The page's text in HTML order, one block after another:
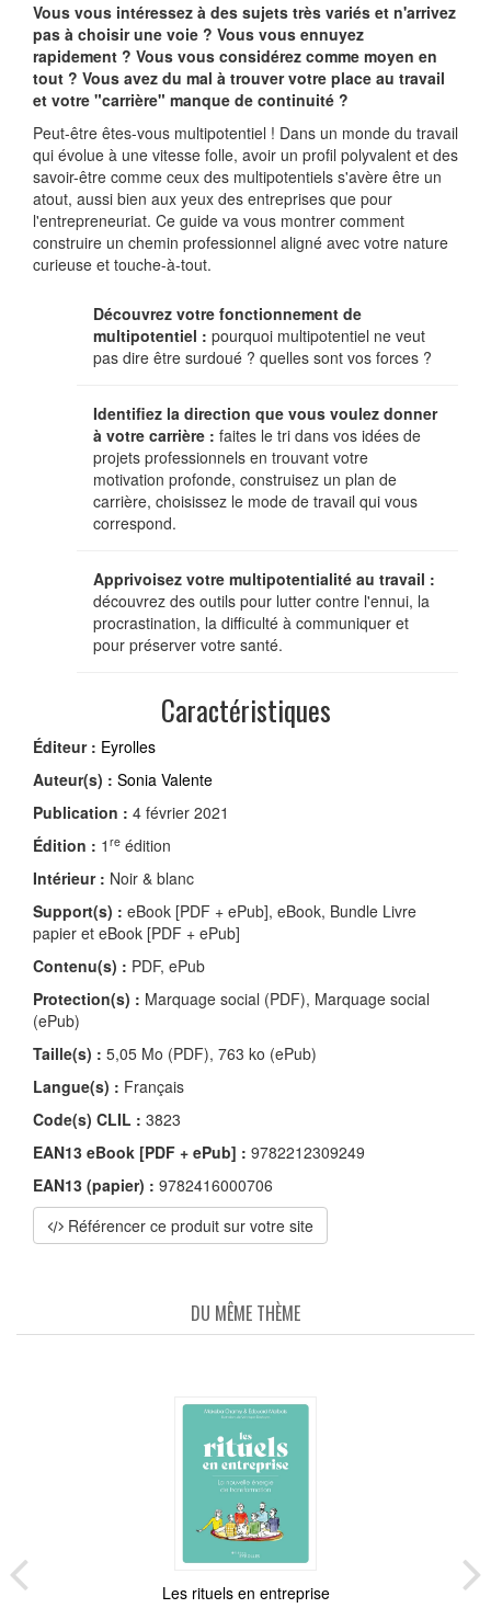
Vous vous intéressez à des sujets très variés et n'arrivez
pas à choisir une voie ? Vous vous ennuyez
rapidement ? Vous vous considérez comme moyen en
tout ? Vous avez du mal à trouver votre place au travail
et votre "carrière" manque de continuité ?
Peut-être êtes-vous multipotentiel ! Dans un monde du travail
qui évolue à une vitesse folle, avoir un profil polyvalent et des
savoir-être comme ceux des multipotentiels s'avère être un
atout, aussi bien aux yeux des entreprises que pour
l'entrepreneuriat. Ce guide va vous montrer comment
construire un chemin professionnel aligné avec votre nature
curieuse et touche-à-tout.
Découvrez votre fonctionnement de
multipotentiel : pourquoi multipotentiel ne veut
pas dire être surdoué ? quelles sont vos forces ?
Identifiez la direction que vous voulez donner
à votre carrière : faites le tri dans vos idées de
projets professionnels en trouvant votre
motivation profonde, construisez un plan de
carrière, choisissez le mode de travail qui vous
correspond.
Apprivoisez votre multipotentialité au travail :
découvrez des outils pour lutter contre l'ennui, la
procrastination, la difficulté à communiquer et
pour préserver votre santé.
Caractéristiques
Éditeur : Eyrolles
Auteur(s) : Sonia Valente
Publication : 4 février 2021
Édition : 1 re édition
Intérieur : Noir & blanc
Support(s) : eBook [PDF + ePub], eBook, Bundle Livre
papier et eBook [PDF + ePub]
Contenu(s) : PDF, ePub
Protection(s) : Marquage social (PDF), Marquage social
(ePub)
Taille(s) : 5,05 Mo (PDF), 763 ko (ePub)
Langue(s) : Français
Code(s) CLIL : 3823
EAN13 eBook [PDF + ePub] : 9782212309249
EAN13 (papier) : 9782416000706
Référencer ce produit sur votre site
DU MÊME THÈME
Les rituels en entreprise